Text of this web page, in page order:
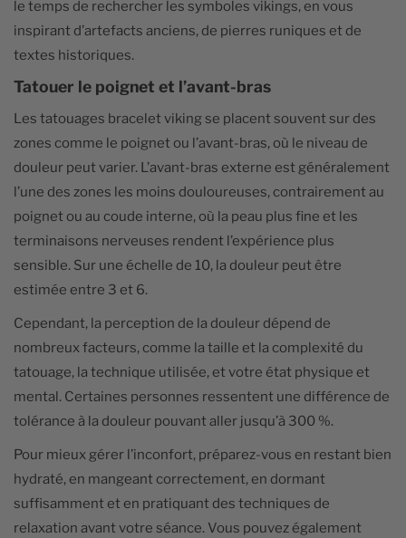
le temps de rechercher les symboles vikings, en vous
inspirant d’artefacts anciens, de pierres runiques et de
textes historiques.
Tatouer le poignet et l’avant-bras
Les tatouages bracelet viking se placent souvent sur des
zones comme le poignet ou l’avant-bras, où le niveau de
douleur peut varier. L’avant-bras externe est généralement
l’une des zones les moins douloureuses, contrairement au
poignet ou au coude interne, où la peau plus fine et les
terminaisons nerveuses rendent l’expérience plus
sensible. Sur une échelle de 10, la douleur peut être
estimée entre 3 et 6.
Cependant, la perception de la douleur dépend de
nombreux facteurs, comme la taille et la complexité du
tatouage, la technique utilisée, et votre état physique et
mental. Certaines personnes ressentent une différence de
tolérance à la douleur pouvant aller jusqu’à 300 %.
Pour mieux gérer l’inconfort, préparez-vous en restant bien
hydraté, en mangeant correctement, en dormant
suffisamment et en pratiquant des techniques de
relaxation avant votre séance. Vous pouvez également